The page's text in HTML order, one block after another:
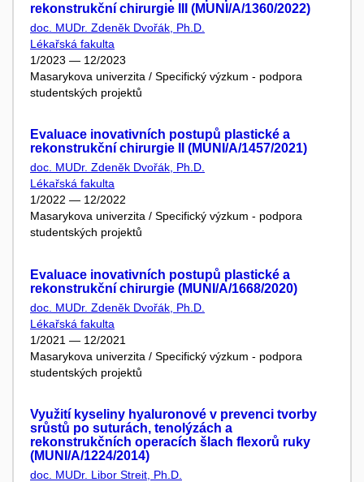
rekonstrukční chirurgie III (MUNI/A/1360/2022)
doc. MUDr. Zdeněk Dvořák, Ph.D.
Lékařská fakulta
1/2023 — 12/2023
Masarykova univerzita / Specifický výzkum - podpora
studentských projektů
Evaluace inovativních postupů plastické a
rekonstrukční chirurgie II (MUNI/A/1457/2021)
doc. MUDr. Zdeněk Dvořák, Ph.D.
Lékařská fakulta
1/2022 — 12/2022
Masarykova univerzita / Specifický výzkum - podpora
studentských projektů
Evaluace inovativních postupů plastické a
rekonstrukční chirurgie (MUNI/A/1668/2020)
doc. MUDr. Zdeněk Dvořák, Ph.D.
Lékařská fakulta
1/2021 — 12/2021
Masarykova univerzita / Specifický výzkum - podpora
studentských projektů
Využití kyseliny hyaluronové v prevenci tvorby
srůstů po suturách, tenolýzách a
rekonstrukčních operacích šlach flexorů ruky
(MUNI/A/1224/2014)
doc. MUDr. Libor Streit, Ph.D.